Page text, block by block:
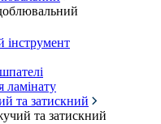
інструмент
ламінату
та затискний
та затискний